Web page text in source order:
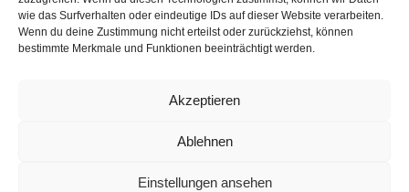
wie das Surfverhalten oder eindeutige IDs auf dieser Website verarbeiten.
Wenn du deine Zustimmung nicht erteilst oder zurückziehst, können
bestimmte Merkmale und Funktionen beeinträchtigt werden.
Akzeptieren
Ablehnen
Einstellungen ansehen
Atemschutzwerkstatt neu befüllt bzw. gereinigt. Um auch
den anderen Teil der Atemschutzgeräteträger aus den
drei Kommunen zu schulen, wird die
Bestandteil der Interkommunalen Ausbildung sein.
{gallery}Heiligenrode/aktuelles-und-